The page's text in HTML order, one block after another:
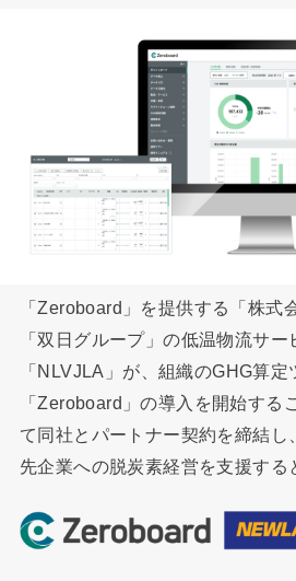
「Zeroboard」を提供する「株式
「双日グループ」の低温物流サー
「NLVJLA」が、組織のGHG算定
「Zeroboard」の導入を開始する
て同社とパートナー契約を締結し
先企業への脱炭素経営を支援する